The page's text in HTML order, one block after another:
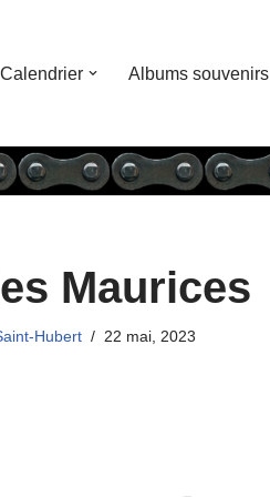
Calendrier Albums souvenirs
Maurices
Hubert 22 mai, 2023